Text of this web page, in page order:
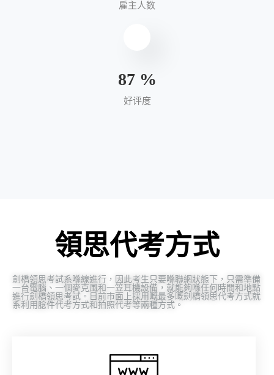
雇主人数
95%
好评度
領思代考方式
劍橋領思考試系喺線進行，因此考生只要喺聯網狀態下，只需準備
一台電腦、一個麥克風和一笠耳機設備，就能夠喺任何時間和地點
進行劍橋領思考試。目前市面上採用嘅最多嘅劍橋領思代考方式就
系利用腍件代考方式和拍照代考等兩種方式。